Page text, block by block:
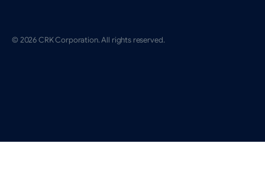
© 2026 CRK Corporation. All rights reserved.